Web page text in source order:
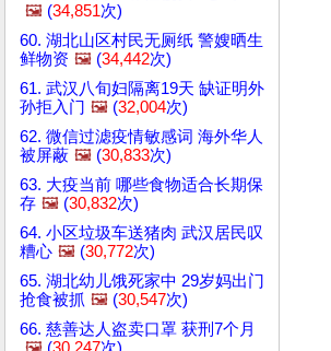
🖼️ (34,851次)
60. 湖北山区村民无厕纸 警嫂晒生
鲜物资 🖼️ (34,442次)
61. 武汉八旬妇隔离19天 缺证明外
孙拒入门 🖼️ (32,004次)
62. 微信过滤疫情敏感词 海外华人
被屏蔽 🖼️ (30,833次)
63. 大疫当前 哪些食物适合长期保
存 🖼️ (30,832次)
64. 小区垃圾车送猪肉 武汉居民叹
糟心 🖼️ (30,772次)
65. 湖北幼儿饿死家中 29岁妈出门
抢食被抓 🖼️ (30,547次)
66. 慈善达人盗卖口罩 获刑7个月
🖼️ (30,247次)